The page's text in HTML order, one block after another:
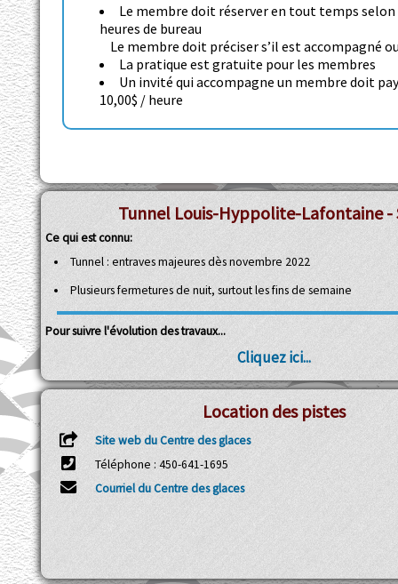
Le membre doit réserver en tout temps selon
heures de bureau
Le membre doit préciser s’il est accompagné
La pratique est gratuite pour les membres
Un invité qui accompagne un membre doit
10,00$ / heure
Tunnel Louis-Hyppolite-Lafontaine -
Ce qui est connu:
Tunnel : entraves majeures dès novembre 2022
Plusieurs fermetures de nuit, surtout les fins de semaine
Pour suivre l'évolution des travaux...
Cliquez ici...
Location des pistes
Site web du Centre des glaces
Téléphone : 450-641-1695
Courriel du Centre des glaces